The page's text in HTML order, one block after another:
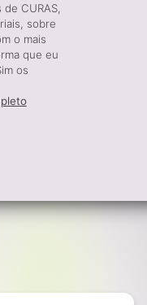
CURAS,
sobre
o mais
que eu
os